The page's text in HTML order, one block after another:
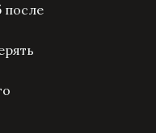
после